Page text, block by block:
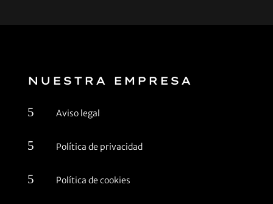
NUESTRA EMPRESA
5 Aviso legal
5 Política de privacidad
5 Política de cookies